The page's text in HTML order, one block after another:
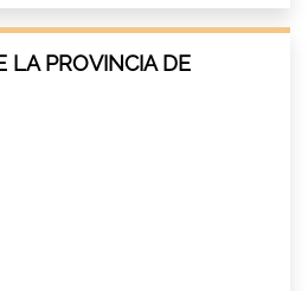
LA PROVINCIA DE